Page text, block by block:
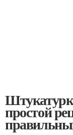
простой